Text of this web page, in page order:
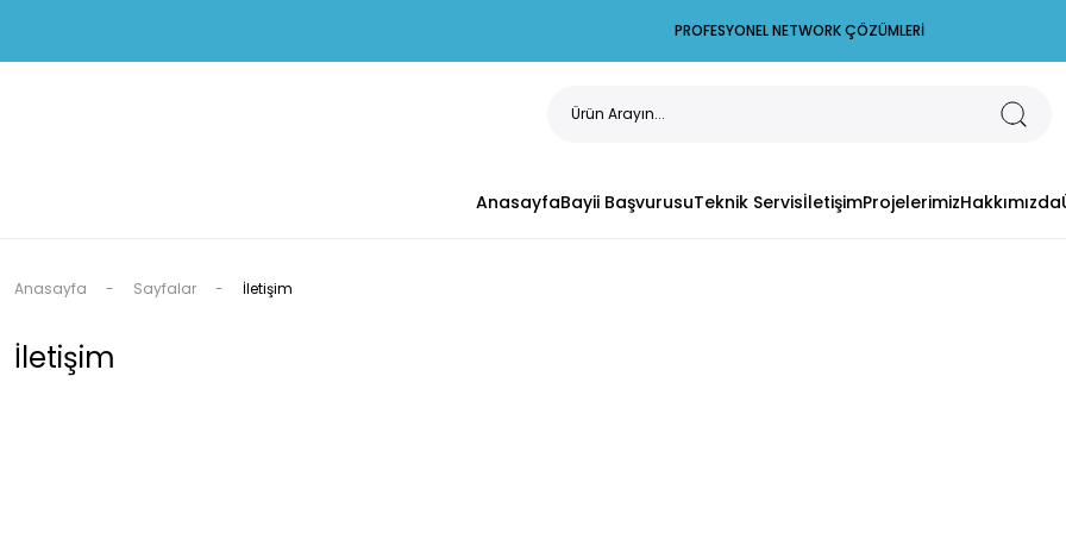
PROFESYONEL NETWORK ÇÖZÜMLERİ
AnasayfaBayii BaşvurusuTeknik ServisİletişimProjelerimizHakkımızda
Anasayfa Sayfalar İletişim
İletişim